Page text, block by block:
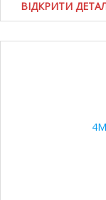
ВІДКРИТИ